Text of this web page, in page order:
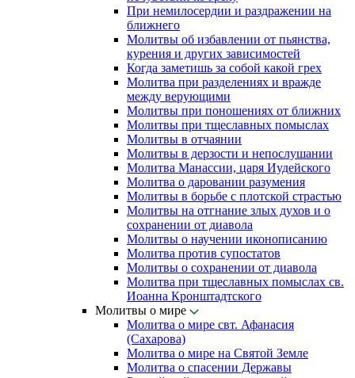
При немилосердии и раздражении на
ближнего
Молитвы об избавлении от пьянства,
курения и других зависимостей
Когда заметишь за собой какой грех
Молитва при разделениях и вражде
между верующими
Молитвы при поношениях от ближних
Молитвы при тщеславных помыслах
Молитвы в отчаянии
Молитвы в дерзости и непослушании
Молитва Манассии, царя Иудейского
Молитва о даровании разумения
Молитвы в борьбе с плотской страстью
Молитвы на отгнание злых духов и о
сохранении от диавола
Молитвы о научении иконописанию
Молитва против супостатов
Молитвы о сохранении от диавола
Молитва при тщеславных помыслах св.
Иоанна Кронштадтского
Молитвы о мире
Молитва о мире свт. Афанасия
(Сахарова)
Молитва о мире на Святой Земле
Молитва о спасении Державы